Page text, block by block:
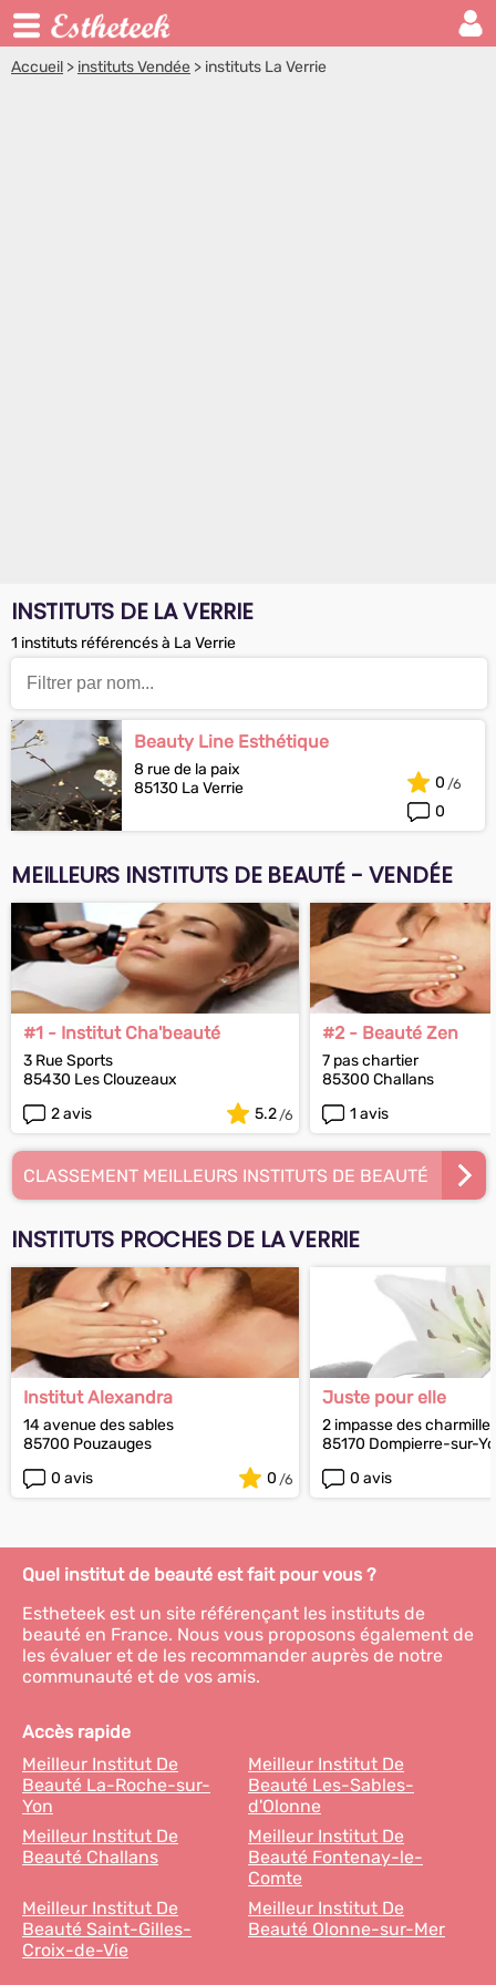
Accueil > instituts Vendée > instituts La Verrie
INSTITUTS DE LA VERRIE
1 instituts référencés à La Verrie
Beauty Line Esthétique
8 rue de la paix
85130 La Verrie
0
0
MEILLEURS INSTITUTS DE BEAUTÉ - VENDÉE
#1 - Institut Cha'beauté
3 Rue Sports
85430 Les Clouzeaux
2 avis
5.2
#2 - Beauté Zen
7 pas chartier
85300 Challans
1 avis
CLASSEMENT MEILLEURS INSTITUTS DE BEAUTÉ
INSTITUTS PROCHES DE LA VERRIE
Institut Alexandra
14 avenue des sables
85700 Pouzauges
0 avis
0
Juste pour elle
2 impasse des
85170 Dompierre-sur-
0 avis
Quel institut de beauté est fait pour vous ?
Estheteek est un site référençant les instituts de
beauté en France. Nous vous proposons également de
les évaluer et de les recommander auprès de notre
communauté et de vos amis.
Accès rapide
Meilleur Institut De
Beauté La-Roche-sur-
Yon
Meilleur Institut De
Beauté Les-Sables-
d'Olonne
Meilleur Institut De
Beauté Challans
Meilleur Institut De
Beauté Fontenay-le-
Comte
Meilleur Institut De
Beauté Saint-Gilles-
Croix-de-Vie
Meilleur Institut De
Beauté Olonne-sur-Mer